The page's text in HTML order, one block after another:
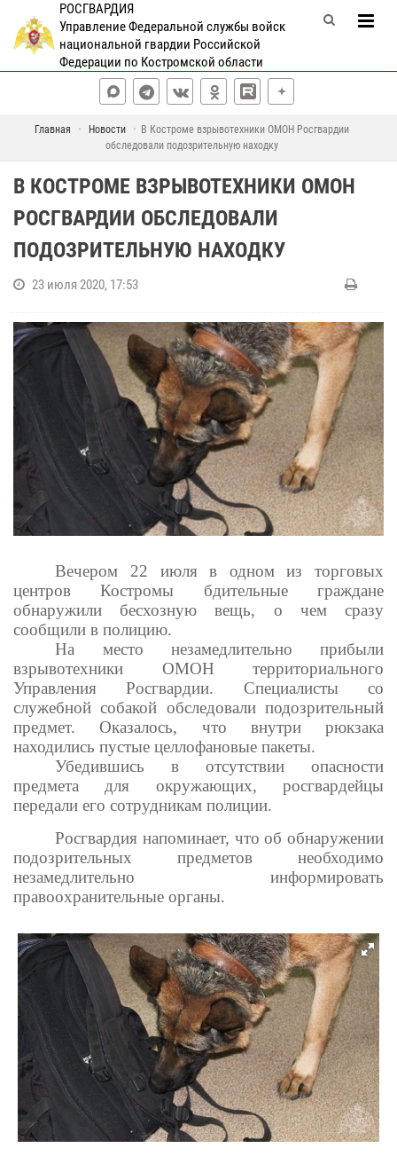
РОСГВАРДИЯ
Управление Федеральной службы войск
национальной гвардии Российской
Федерации по Костромской области
Главная Новости
В Костроме взрывотехники ОМОН Росгвардии
обследовали подозрительную находку
В КОСТРОМЕ ВЗРЫВОТЕХНИКИ ОМОН
РОСГВАРДИИ ОБСЛЕДОВАЛИ
ПОДОЗРИТЕЛЬНУЮ НАХОДКУ
23 июля 2020, 17:53
Вечером 22 июля в одном из торговых
центров Костромы бдительные граждане
обнаружили бесхозную вещь, о чем сразу
сообщили в полицию.
На место незамедлительно прибыли
взрывотехники ОМОН территориального
Управления Росгвардии. Специалисты со
служебной собакой обследовали подозрительный
предмет. Оказалось, что внутри рюкзака
находились пустые целлофановые пакеты.
Убедившись в отсутствии опасности
предмета для окружающих, росгвардейцы
передали его сотрудникам полиции.
Росгвардия напоминает, что об обнаружении
подозрительных предметов необходимо
незамедлительно информировать
правоохранительные органы.